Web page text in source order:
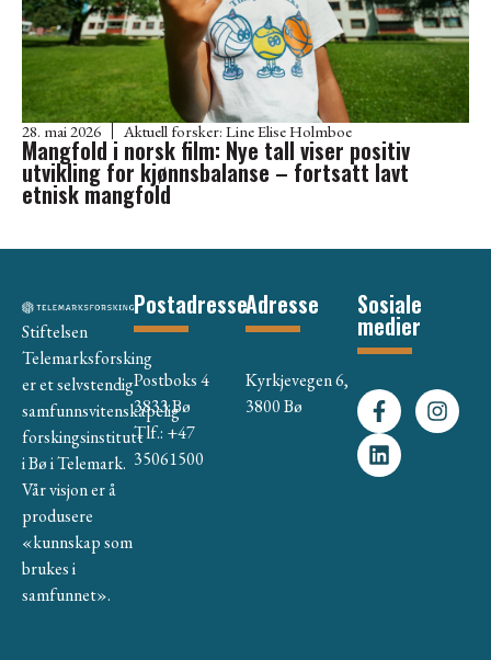
28. mai 2026 Aktuell forsker: Line Elise Holmboe
Mangfold i norsk film: Nye tall viser positiv
utvikling for kjønnsbalanse – fortsatt lavt
etnisk mangfold
Stiftelsen
Telemarksforsking
er et selvstendig
samfunnsvitenskapelig
forskingsinstitutt
i Bø i Telemark.
Vår visjon er å
produsere
«kunnskap som
brukes i
samfunnet».
Postadresse
Postboks 4
3833 Bø
Tlf.: +47
35061500
Adresse
Kyrkjevegen 6,
3800 Bø
Sosiale
medier